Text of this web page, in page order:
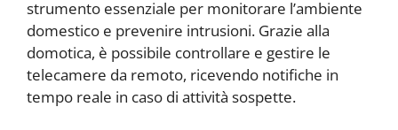
strumento essenziale per monitorare l’ambiente
domestico e prevenire intrusioni. Grazie alla
domotica, è possibile controllare e gestire le
telecamere da remoto, ricevendo notifiche in
tempo reale in caso di attività sospette.